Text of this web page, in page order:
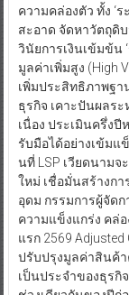
ความคล่องตัว ทั้ง ‘
สะอาด จัดหาวัตถุดิ
วินัยการเงินเข้มข้น
มูลค่าเพิ่มสูง (High
เพิ่มประสิทธิภาพฐ
ธุรกิจ เคาะปันผลร
เนื่อง ประเมินครึ่งปี
รับมือได้อย่างเข้มแ
นที่ LSP เวียดนาม
ใหม่ เชื่อมั่นสร้างก
อุดม กรรมการผู้จัดก
ความแข็งแกร่ง คล่
แรก 2569
ปรับปรุงมูลค่าสินค้
เป็นประจำของธุรกิ